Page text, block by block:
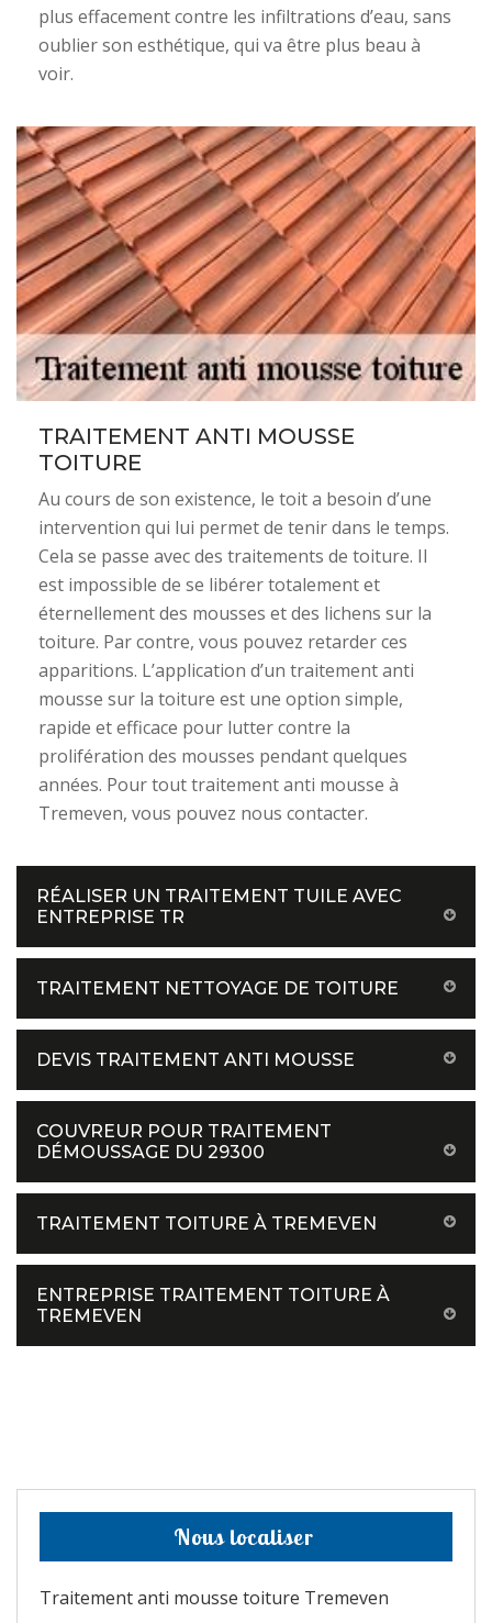
plus effacement contre les infiltrations d’eau, sans
oublier son esthétique, qui va être plus beau à
voir.
TRAITEMENT ANTI MOUSSE
TOITURE
Au cours de son existence, le toit a besoin d’une
intervention qui lui permet de tenir dans le temps.
Cela se passe avec des traitements de toiture. Il
est impossible de se libérer totalement et
éternellement des mousses et des lichens sur la
toiture. Par contre, vous pouvez retarder ces
apparitions. L’application d’un traitement anti
mousse sur la toiture est une option simple,
rapide et efficace pour lutter contre la
prolifération des mousses pendant quelques
années. Pour tout traitement anti mousse à
Tremeven, vous pouvez nous contacter.
RÉALISER UN TRAITEMENT TUILE AVEC
ENTREPRISE TR
TRAITEMENT NETTOYAGE DE TOITURE
DEVIS TRAITEMENT ANTI MOUSSE
COUVREUR POUR TRAITEMENT
DÉMOUSSAGE DU 29300
TRAITEMENT TOITURE À TREMEVEN
ENTREPRISE TRAITEMENT TOITURE À
TREMEVEN
Nous localiser
Traitement anti mousse toiture Tremeven